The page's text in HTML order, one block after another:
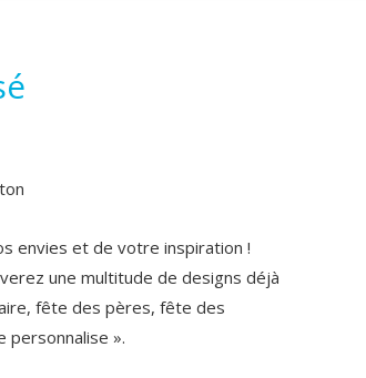
envies et de votre inspiration !
une multitude de designs déjà
fête des pères, fête des
personnalise ».